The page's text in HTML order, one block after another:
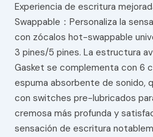
Experiencia de escritura
Swappable：Personaliza la
con zócalos hot-swappable
3 pines/5 pines. La estructura
Gasket se complementa con 6
espuma absorbente de sonido,
con switches pre-lubricados
cremosa más profunda y
sensación de escritura